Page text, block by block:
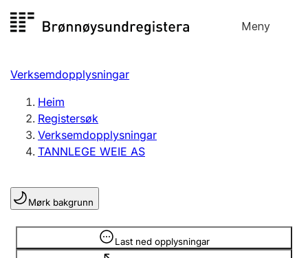
til
Meny
Registersøk
Aksjeselskap
Enkeltpersonføretak
Registrere, endre, slette
Lag og foreining
Registrere, endre, slette
Verksemdopplysningar
Heim
Registersøk
Verksemdopplysningar
TANNLEGE WEIE AS
Mørk bakgrunn
Last ned opplysningar
Opplysninger er skjult